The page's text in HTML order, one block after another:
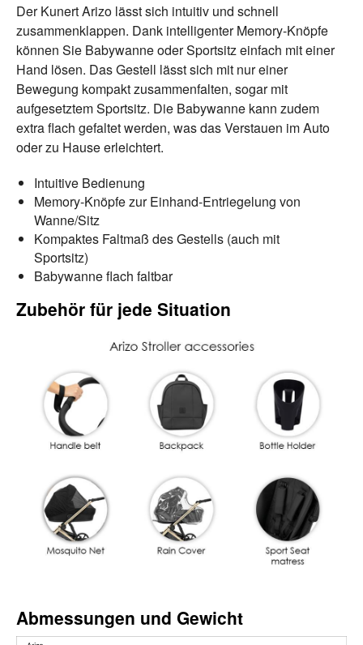
Der Kunert Arizo lässt sich intuitiv und schnell
zusammenklappen. Dank intelligenter Memory-Knöpfe
können Sie Babywanne oder Sportsitz einfach mit einer
Hand lösen. Das Gestell lässt sich mit nur einer
Bewegung kompakt zusammenfalten, sogar mit
aufgesetztem Sportsitz. Die Babywanne kann zudem
extra flach gefaltet werden, was das Verstauen im Auto
oder zu Hause erleichtert.
Intuitive Bedienung
Memory-Knöpfe zur Einhand-Entriegelung von
Wanne/Sitz
Kompaktes Faltmaß des Gestells (auch mit
Sportsitz)
Babywanne flach faltbar
Zubehör für jede Situation
Abmessungen und Gewicht